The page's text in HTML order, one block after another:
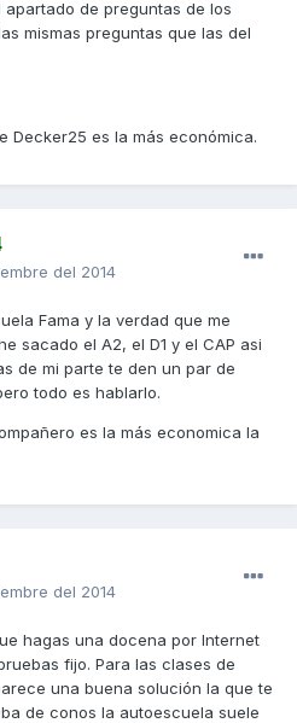
de preguntas de los
mismas preguntas que las del
Decker25 es la más económica.
del 2014
Fama y la verdad que me
sacado el A2, el D1 y el CAP asi
de mi parte te den un par de
todo es hablarlo.
es la más economica la
del 2014
hagas una docena por Internet
fijo. Para las clases de
una buena solución la que te
de conos la autoescuela suele